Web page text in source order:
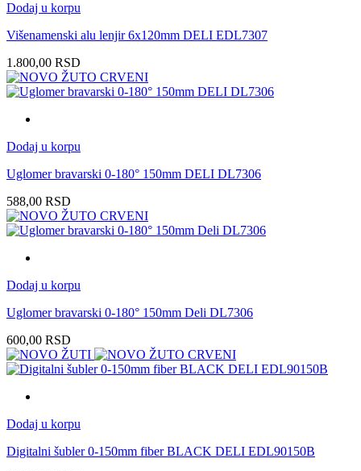
Dodaj u korpu
Višenamenski alu lenjir 6x120mm DELI EDL7307
1.800,00 RSD
Dodaj u korpu
Uglomer bravarski 0-180° 150mm DELI DL7306
588,00 RSD
Dodaj u korpu
Uglomer bravarski 0-180° 150mm Deli DL7306
600,00 RSD
Dodaj u korpu
Digitalni šubler 0-150mm fiber BLACK DELI EDL90150B